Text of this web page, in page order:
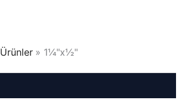
Ürünler 1¼"x½"